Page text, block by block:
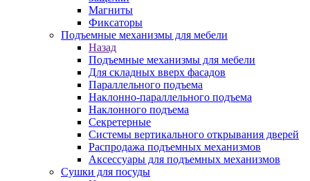
Магниты
Фиксаторы
Подъемные механизмы для мебели
Назад
Подъемные механизмы для мебели
Для складных вверх фасадов
Параллельного подъема
Наклонно-параллельного подъема
Наклонного подъема
Секретерные
Системы вертикального открывания дверей
Распродажа подъемных механизмов
Аксессуары для подъемных механизмов
Сушки для посуды